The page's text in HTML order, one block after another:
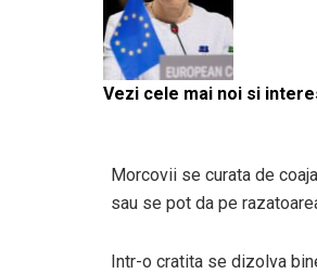
Vezi cele mai noi si
Morcovii se curata de
sau se pot da pe
Intr-o cratita se dizolva